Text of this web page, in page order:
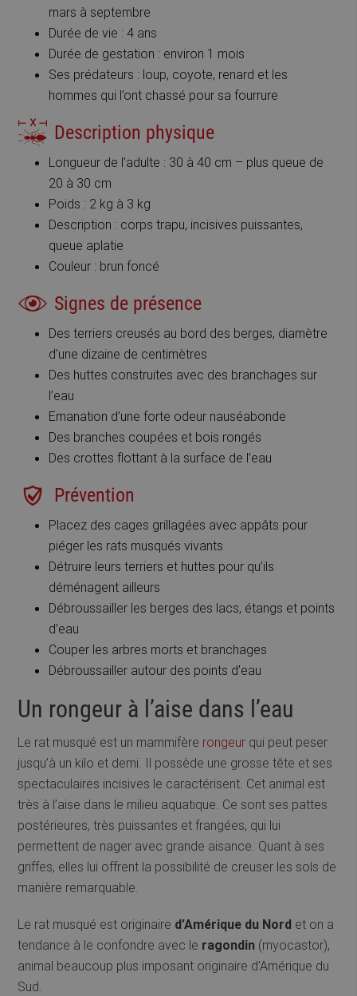
mars à septembre
Durée de vie : 4 ans
Durée de gestation : environ 1 mois
Ses prédateurs : loup, coyote, renard et les
hommes qui l’ont chassé pour sa fourrure
Description physique
Longueur de l’adulte : 30 à 40 cm – plus queue de
20 à 30 cm
Poids : 2 kg à 3 kg
Description : corps trapu, incisives puissantes,
queue aplatie
Couleur : brun foncé
Signes de présence
Des terriers creusés au bord des berges, diamètre
d’une dizaine de centimètres
Des huttes construites avec des branchages sur
l’eau
Emanation d’une forte odeur nauséabonde
Des branches coupées et bois rongés
Des crottes flottant à la surface de l’eau
Prévention
Placez des cages grillagées avec appâts pour
piéger les rats musqués vivants
Détruire leurs terriers et huttes pour qu’ils
déménagent ailleurs
Débroussailler les berges des lacs, étangs et points
d’eau
Couper les arbres morts et branchages
Débroussailler autour des points d’eau
Un rongeur à l’aise dans l’eau
Le rat musqué est un mammifère rongeur qui peut peser
jusqu’à un kilo et demi. Il possède une grosse tête et ses
spectaculaires incisives le caractérisent. Cet animal est
très à l’aise dans le milieu aquatique. Ce sont ses pattes
postérieures, très puissantes et frangées, qui lui
permettent de nager avec grande aisance. Quant à ses
griffes, elles lui offrent la possibilité de creuser les sols de
manière remarquable.
Le rat musqué est originaire d’Amérique du Nord et on a
tendance à le confondre avec le ragondin (myocastor),
animal beaucoup plus imposant originaire d’Amérique du
Sud.